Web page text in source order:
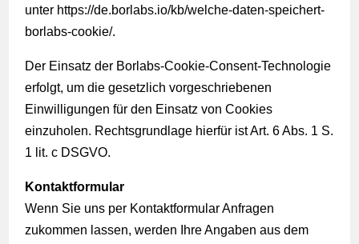
unter https://de.borlabs.io/kb/welche-daten-speichert-
borlabs-cookie/.
Der Einsatz der Borlabs-Cookie-Consent-Technologie
erfolgt, um die gesetzlich vorgeschriebenen
Einwilligungen für den Einsatz von Cookies
einzuholen. Rechtsgrundlage hierfür ist Art. 6 Abs. 1 S.
1 lit. c DSGVO.
Kontaktformular
Wenn Sie uns per Kontaktformular Anfragen
zukommen lassen, werden Ihre Angaben aus dem